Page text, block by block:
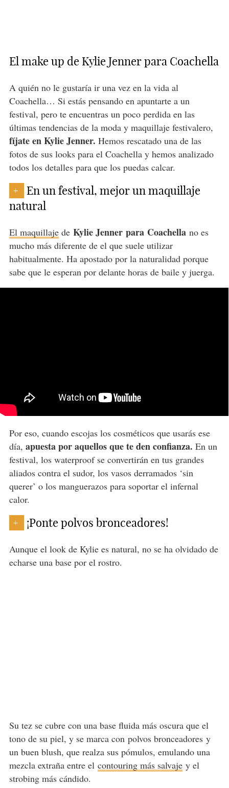
El make up de Kylie Jenner para Coachella
A quién no le gustaría ir una vez en la vida al
Coachella… Si estás pensando en apuntarte a un
festival, pero te encuentras un poco perdida en las
últimas tendencias de la moda y maquillaje festivalero,
fíjate en Kylie Jenner. Hemos rescatado una de las
fotos de sus looks para el Coachella y hemos analizado
todos los detalles para que los puedas calcar.
+
En un festival, mejor un maquillaje
natural
El maquillajede Kylie Jenner para Coachellano es
mucho más diferente de el que suele utilizar
habitualmente. Ha apostado por la naturalidad porque
sabe que le esperan por delante horas de baile y juerga.
Por eso, cuando escojas los cosméticos que usarás ese
día, apuesta por aquellos que te den confianza. En un
festival, los waterproof se convertirán en tus grandes
aliados contra el sudor, los vasos derramados ‘sin
querer’ o los manguerazos para soportar el infernal
calor.
+ ¡Ponte polvos bronceadores!
Aunque el look de Kylie es natural, no se ha olvidado de
echarse una base por el rostro.
Su tez se cubre con una base fluida más oscura que el
tono de su piel, y se marca con polvos bronceadores y
un buen blush, que realza sus pómulos, emulando una
mezcla extraña entre el contouring más salvajey el
strobing más cándido.